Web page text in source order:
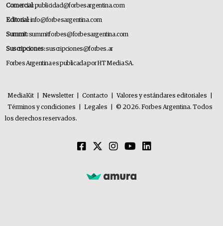
Comercial:publicidad@forbesargentina.com
Editorial:info@forbesargentina.com
Summit:summitforbes@forbesargentina.com
Suscripciones:suscripciones@forbes.ar
Forbes Argentina es publicada por HT Media SA.
MediaKit Newsletter Contacto Valores y estándares editoriales
Términos y condiciones
Legales
© 2026. Forbes Argentina. Todos
los derechos reservados.